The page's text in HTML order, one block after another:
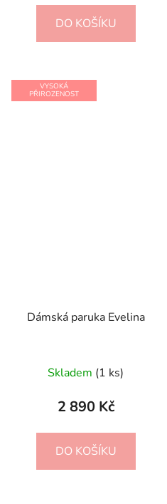
DO KOŠÍKU
VYSOKÁ
PŘIROZENOST
Dámská paruka Evelina
Skladem (1 ks)
2 890 Kč
DO KOŠÍKU